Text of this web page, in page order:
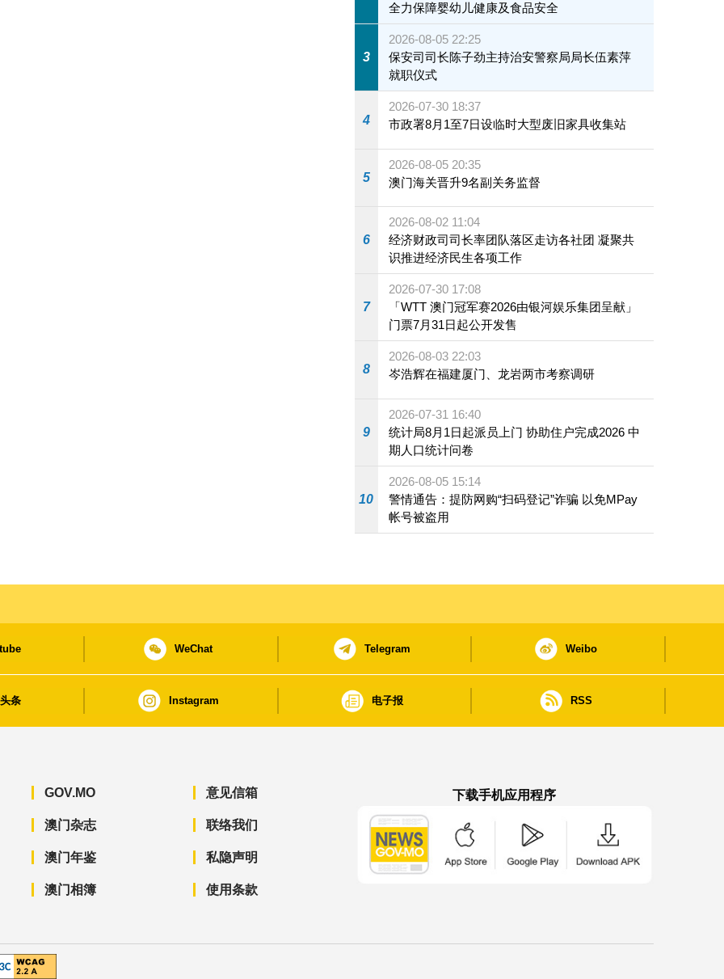
全力保障婴幼儿健康及食品安全
3
2026-08-05 22:25
保安司司长陈子劲主持治安警察局局长伍素萍
就职仪式
4
2026-07-30 18:37
市政署8月1至7日设临时大型废旧家具收集站
5
2026-08-05 20:35
澳门海关晋升9名副关务监督
6
2026-08-02 11:04
经济财政司司长率团队落区走访各社团 凝聚共
识推进经济民生各项工作
7
2026-07-30 17:08
「WTT 澳门冠军赛2026由银河娱乐集团呈献」
门票7月31日起公开发售
8
2026-08-03 22:03
岑浩辉在福建厦门、龙岩两市考察调研
9
2026-07-31 16:40
统计局8月1日起派员上门 协助住户完成2026 中
期人口统计问卷
10
2026-08-05 15:14
警情通告：提防网购“扫码登记”诈骗 以免MPay
帐号被盗用
WeChat Telegram Weibo
条 Instagram 电子报 RSS
GOV.MO
澳门杂志
澳门年鉴
澳门相簿
意见信箱
联络我们
私隐声明
使用条款
下载手机应用程序